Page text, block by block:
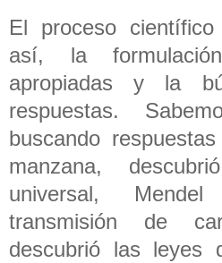
El proceso
así, la
apropiadas y la
respuestas.
buscando
manzana,
universal,
transmisión de
descubrió las leyes